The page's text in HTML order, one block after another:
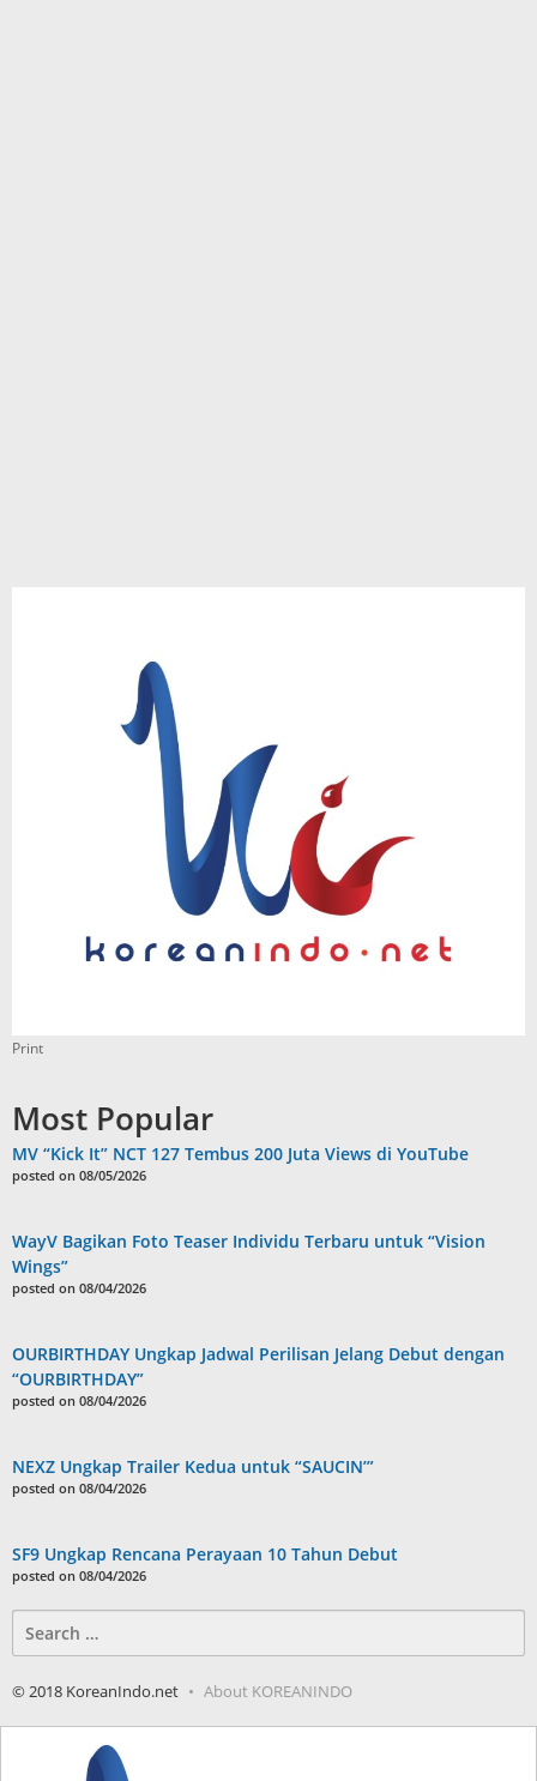
Print
Most Popular
MV “Kick It” NCT 127 Tembus 200 Juta Views di YouTube
posted on 08/05/2026
WayV Bagikan Foto Teaser Individu Terbaru untuk “Vision
Wings”
posted on 08/04/2026
OURBIRTHDAY Ungkap Jadwal Perilisan Jelang Debut dengan
“OURBIRTHDAY”
posted on 08/04/2026
NEXZ Ungkap Trailer Kedua untuk “SAUCIN’”
posted on 08/04/2026
SF9 Ungkap Rencana Perayaan 10 Tahun Debut
posted on 08/04/2026
for:
© 2018 KoreanIndo.net About KOREANINDO